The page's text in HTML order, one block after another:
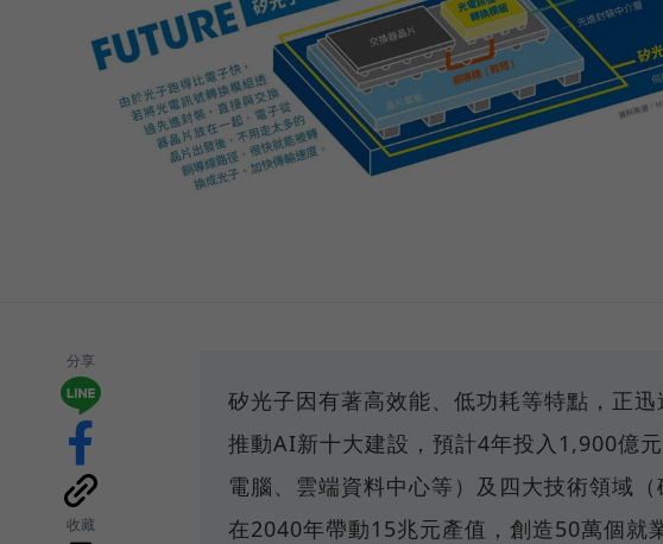
分享
收藏
矽光子因有著高效能、低功耗等特點，正
推動AI新十大建設，預計4年投入1,900億
電腦、雲端資料中心等）及四大技術領域
在2040年帶動15兆元產值，創造50萬個就